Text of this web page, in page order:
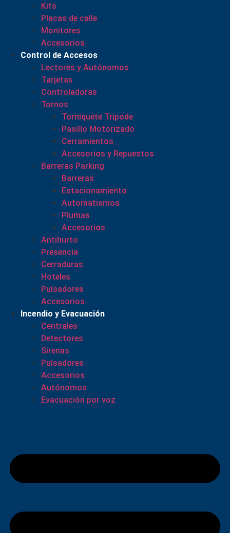
Kits
Placas de calle
Monitores
Accesorios
Control de Accesos
Lectores y Autónomos
Tarjetas
Controladoras
Tornos
Torniquete Tripode
Pasillo Motorizado
Cerramientos
Accesorios y Repuestos
Barreras Parking
Barreras
Estacionamiento
Automatismos
Plumas
Accesorios
Antihurto
Presencia
Cerraduras
Hoteles
Pulsadores
Accesorios
Incendio y Evacuación
Centrales
Detectores
Sirenas
Pulsadores
Accesorios
Autónomos
Evacuación por voz